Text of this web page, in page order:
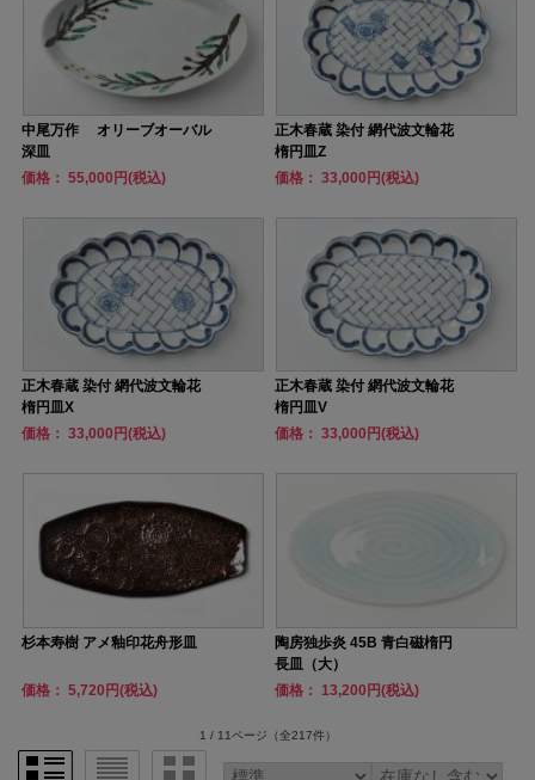
中尾万作 オリーブオーバル
深皿
価格： 55,000円(税込)
正木春蔵 染付 網代波文輪花
楕円皿Z
価格： 33,000円(税込)
正木春蔵 染付 網代波文輪花
楕円皿X
価格： 33,000円(税込)
正木春蔵 染付 網代波文輪花
楕円皿V
価格： 33,000円(税込)
杉本寿樹 アメ釉印花舟形皿
価格： 5,720円(税込)
陶房独歩炎 45B 青白磁楕円
長皿（大）
価格： 13,200円(税込)
1 / 11ページ （全217件）